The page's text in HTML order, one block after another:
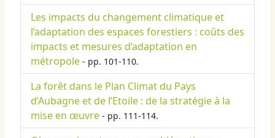
Les impacts du changement climatique et
l’adaptation des espaces forestiers : coûts des
impacts et mesures d’adaptation en
métropole - pp. 101-110.
La forêt dans le Plan Climat du Pays
d’Aubagne et de l’Etoile : de la stratégie à la
mise en œuvre - pp. 111-114.